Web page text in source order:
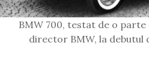
BMW 700, testat de o
director BMW, la debutul